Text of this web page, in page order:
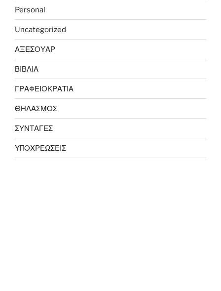
Personal
Uncategorized
ΑΞΕΣΟΥΑΡ
ΒΙΒΛΙΑ
ΓΡΑΦΕΙΟΚΡΑΤΙΑ
ΘΗΛΑΣΜΟΣ
ΣΥΝΤΑΓΕΣ
ΥΠΟΧΡΕΩΣΕΙΣ